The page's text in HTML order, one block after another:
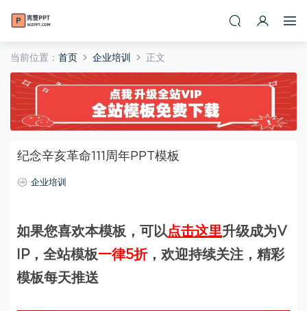
当前位置： 首页 企业培训 正文
纪念辛亥革命111周年PPT模板
企业培训
如果您喜欢本模板，可以点击这里升级成为V
IP，全站模板一律5折，欢迎持续关注，精彩
模板每天推送